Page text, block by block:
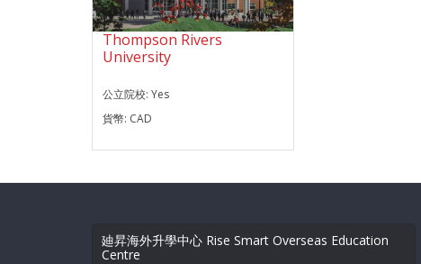
Thompson Rivers
University
公立院校:Yes
貨幣: CAD
廸昇海外升學中心 Rise Smart Overseas Education
Centre